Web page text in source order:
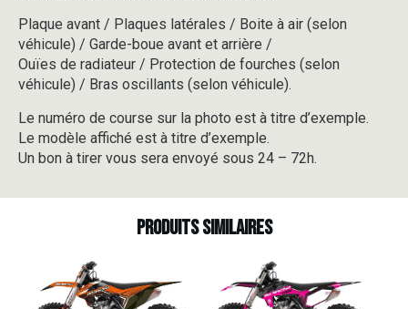
Plaque avant / Plaques latérales / Boite à air (selon
véhicule) / Garde-boue avant et arrière /
Ouïes de radiateur / Protection de fourches (selon
véhicule) / Bras oscillants (selon véhicule).
Le numéro de course sur la photo est à titre d’exemple.
Le modèle affiché est à titre d’exemple.
Un bon à tirer vous sera envoyé sous 24 – 72h.
Produits similaires